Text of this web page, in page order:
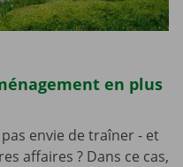
en plus
pas envie de traîner - et
affaires ? Dans ce cas,